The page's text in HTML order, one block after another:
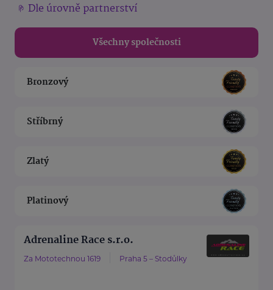
Dle úrovně partnerství
Všechny společnosti
Bronzový
Stříbrný
Zlatý
Platinový
Adrenaline Race s.r.o.
Za Mototechnou 1619 Praha 5 – Stodůlky